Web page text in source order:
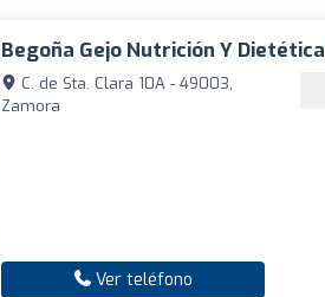
Begoña Gejo Nutrición Y Dietética
C. de Sta. Clara 10A - 49003,
Zamora
Ver teléfono